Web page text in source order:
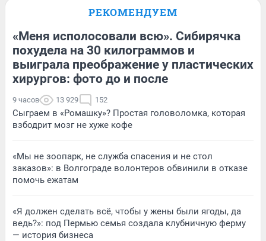
РЕКОМЕНДУЕМ
«Меня исполосовали всю». Сибирячка
похудела на 30 килограммов и
выиграла преображение у пластических
хирургов: фото до и после
9 часов 13 929 152
Сыграем в «Ромашку»? Простая головоломка, которая
взбодрит мозг не хуже кофе
«Мы не зоопарк, не служба спасения и не стол
заказов»: в Волгограде волонтеров обвинили в отказе
помочь ежатам
«Я должен сделать всё, чтобы у жены были ягоды, да
ведь?»: под Пермью семья создала клубничную ферму
— история бизнеса